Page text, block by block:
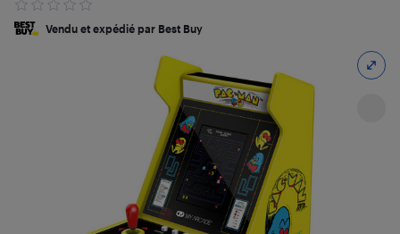
Vendu et expédié par Best Buy